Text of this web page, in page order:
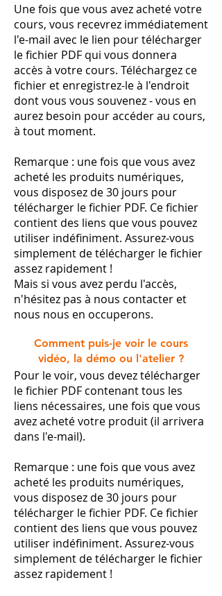
Une fois que vous avez acheté votre
cours, vous recevrez immédiatement
l'e-mail avec le lien pour télécharger
le fichier PDF qui vous donnera
accès à votre cours. Téléchargez ce
fichier et enregistrez-le à l'endroit
dont vous vous souvenez - vous en
aurez besoin pour accéder au cours,
à tout moment.
Remarque : une fois que vous avez
acheté les produits numériques,
vous disposez de 30 jours pour
télécharger le fichier PDF. Ce fichier
contient des liens que vous pouvez
utiliser indéfiniment. Assurez-vous
simplement de télécharger le fichier
assez rapidement !
Mais si vous avez perdu l'accès,
n'hésitez pas à nous contacter et
nous nous en occuperons.
Comment puis-je voir le cours
vidéo, la démo ou l'atelier ?
Pour le voir, vous devez télécharger
le fichier PDF contenant tous les
liens nécessaires, une fois que vous
avez acheté votre produit (il arrivera
dans l'e-mail).
Remarque : une fois que vous avez
acheté les produits numériques,
vous disposez de 30 jours pour
télécharger le fichier PDF. Ce fichier
contient des liens que vous pouvez
utiliser indéfiniment. Assurez-vous
simplement de télécharger le fichier
assez rapidement !